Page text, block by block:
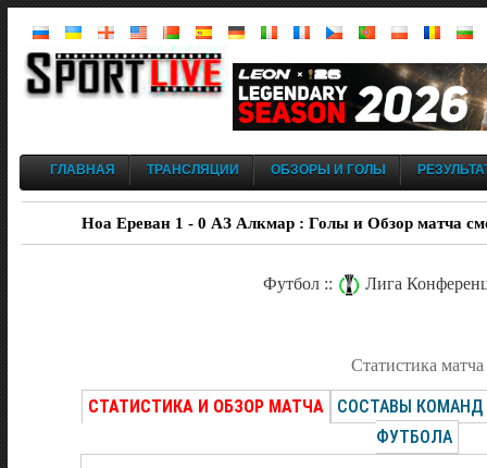
ГЛАВНАЯ ТРАНСЛЯЦИИ ОБЗОРЫ И ГОЛЫ
Ноа Ереван 1 - 0 АЗ Алкмар : Голы и Обзор матча
Футбол :: Лига
Статистика матча
СТАТИСТИКА И ОБЗОР МАТЧА
СОСТАВЫ КОМАНД
ФУТБОЛА